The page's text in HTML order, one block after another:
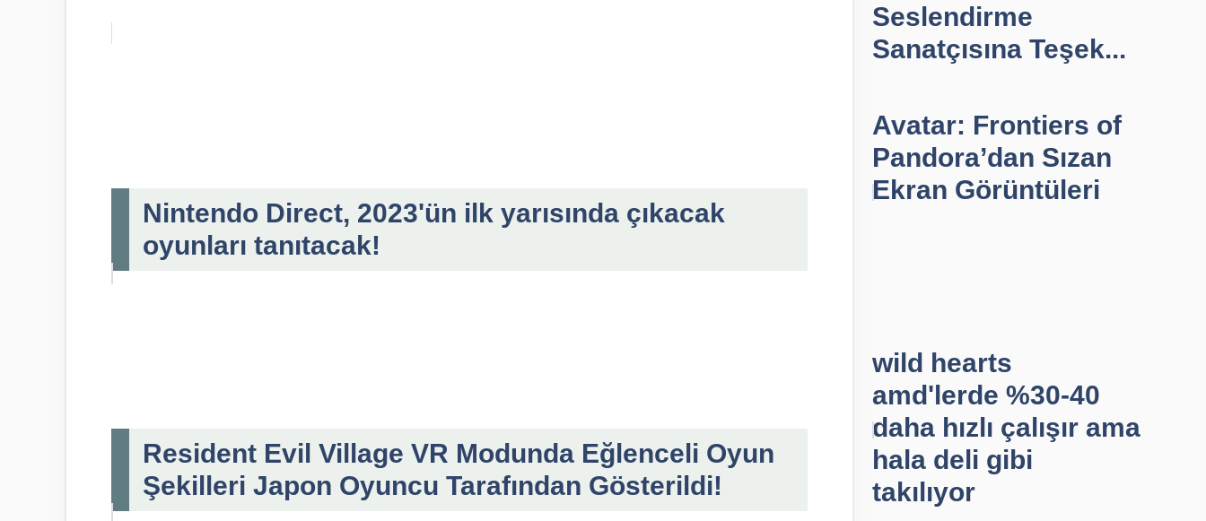
Nintendo Direct, 2023'ün ilk yarısında çıkacak
oyunları tanıtacak!
Resident Evil Village VR Modunda Eğlenceli Oyun
Şekilleri Japon Oyuncu Tarafından Gösterildi!
Seslendirme
Sanatçısına Teşek...
Avatar: Frontiers of
Pandora’dan Sızan
Ekran Görüntüleri
wild hearts
amd'lerde %30-40
daha hızlı çalışır ama
hala deli gibi
takılıyor